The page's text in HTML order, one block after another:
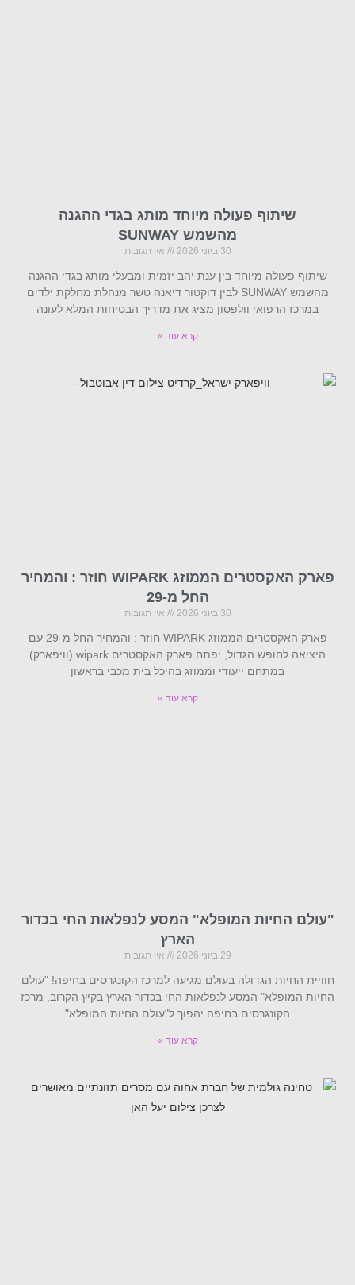
שיתוף פעולה מיוחד מותג בגדי ההגנה
מהשמש SUNWAY
30 ביוני 2026 אין תגובות
שיתוף פעולה מיוחד בין ענת יהב יזמית ומבעלי מותג בגדי ההגנה
מהשמש SUNWAY לבין דוקטור דיאנה טשר מנהלת מחלקת ילדים
במרכז הרפואי וולפסון מציג את מדריך הבטיחות המלא לעונה
קרא עוד »
פארק האקסטרים הממוזג WIPARK חוזר : והמחיר
החל מ-29
30 ביוני 2026 אין תגובות
פארק האקסטרים הממוזג WIPARK חוזר : והמחיר החל מ-29 עם
היציאה לחופש הגדול, יפתח פארק האקסטרים wipark (וויפארק)
במתחם ייעודי וממוזג בהיכל בית מכבי בראשון
קרא עוד »
"עולם החיות המופלא" המסע לנפלאות החי בכדור
הארץ
29 ביוני 2026 אין תגובות
חוויית החיות הגדולה בעולם מגיעה למרכז הקונגרסים בחיפה! "עולם
החיות המופלא" המסע לנפלאות החי בכדור הארץ בקיץ הקרוב, מרכז
הקונגרסים בחיפה יהפוך ל"עולם החיות המופלא"
קרא עוד »